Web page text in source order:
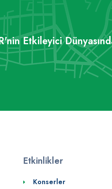
Etkileyici
Etkinlikler
Konserler